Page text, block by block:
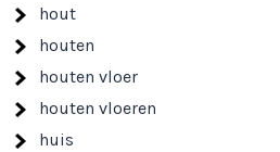
hout
houten
houten vloer
houten vloeren
huis